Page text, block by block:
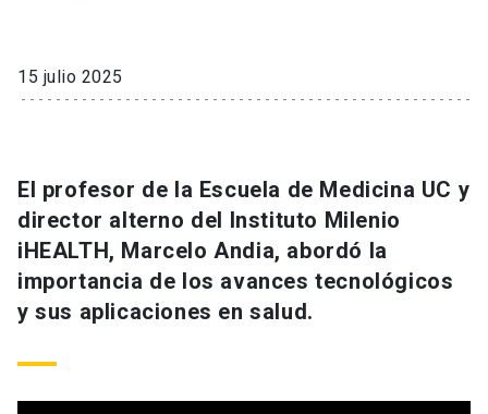
15 julio 2025
El profesor de la Escuela de Medicina UC y
director alterno del Instituto Milenio
iHEALTH, Marcelo Andia, abordó la
importancia de los avances tecnológicos
y sus aplicaciones en salud.